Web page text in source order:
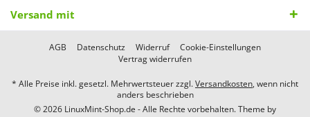
Versand mit
AGB Datenschutz Widerruf
Cookie-Einstellungen
Vertrag widerrufen
* Alle Preise inkl. gesetzl. Mehrwertsteuer zzgl.Versandkosten, wenn nicht
anders beschrieben
© 2026 LinuxMint-Shop.de - Alle Rechte vorbehalten. Theme by